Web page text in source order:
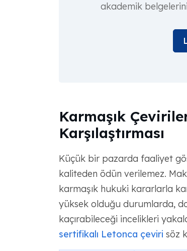
akademik
Karmaşık
Karşılaştırması
Küçük bir pazarda faaliyet
kaliteden ödün verilemez.
karmaşık hukuki kararlarla
yüksek olduğu durumlarda,
kaçırabileceği incelikleri
sertifikalı Letonca çeviri söz